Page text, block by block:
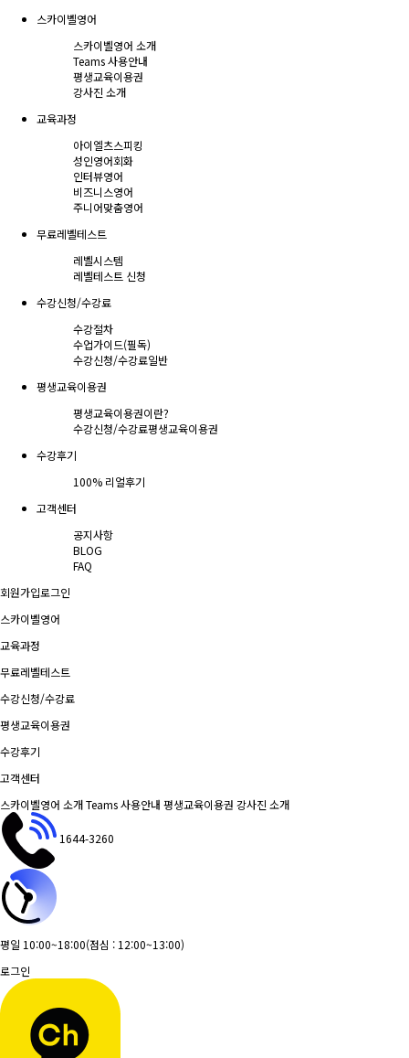
스카이벨영어
스카이벨영어 소개
Teams 사용안내
평생교육이용권
강사진 소개
교육과정
아이엘츠스피킹
성인영어회화
인터뷰영어
비즈니스영어
주니어맞춤영어
무료레벨테스트
레벨시스템
레벨테스트 신청
수강신청/수강료
수강절차
수업가이드(필독)
수강신청/수강료일반
평생교육이용권
평생교육이용권이란?
수강신청/수강료평생교육이용권
수강후기
100% 리얼후기
고객센터
공지사항
BLOG
FAQ
회원가입로그인
스카이벨영어
교육과정
무료레벨테스트
수강신청/수강료
평생교육이용권
수강후기
고객센터
스카이벨영어 소개Teams 사용안내 평생교육이용권 강사진 소개
1644-3260
평일 10:00~18:00(점심 : 12:00~13:00)
로그인